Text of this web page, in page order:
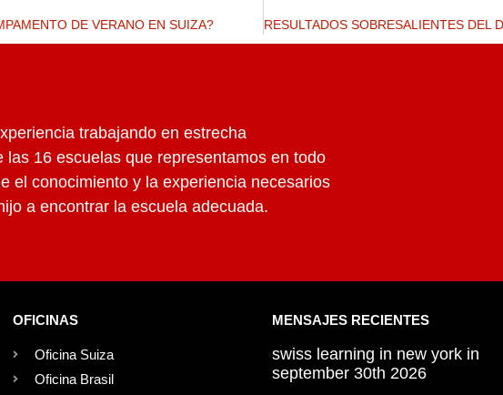
DE VERANO EN SUIZA?
trabajando en estrecha
16 escuelas que representamos en todo
el conocimiento y la experiencia necesarios
a encontrar la escuela adecuada.
OFICINAS
Oficina Suiza
Oficina Brasil
MENSAJES RECIENTES
swiss learning in new york in
september 30th 2026